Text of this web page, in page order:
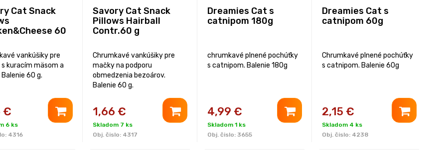
Cat Snack
60
vankúšiky pre
kuracím mäsom a
60 g.
€
6 ks
4316
Savory Cat Snack
Pillows Hairball
Contr.60 g
Chrumkavé vankúšiky pre
mačky na podporu
obmedzenia bezoárov.
Balenie 60 g.
1,66 €
Skladom 7 ks
Obj. čislo: 4317
Dreamies Cat s
catnipom 180g
chrumkavé plnené pochúťky
s catnipom. Balenie 180g
4,99 €
Skladom 1 ks
Obj. čislo: 3655
Dreamies Cat s
catnipom 60g
Chrumkavé plnené pochúťky
s catnipom. Balenie 60g
2,15 €
Skladom 4 ks
Obj. čislo: 4238